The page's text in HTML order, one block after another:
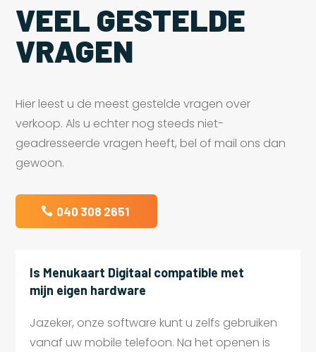
VEEL GESTELDE
VRAGEN
Hier leest u de meest gestelde vragen over
verkoop. Als u echter nog steeds niet-
geadresseerde vragen heeft, bel of mail ons dan
gewoon.
040 308 2651
Is Menukaart Digitaal compatible met
mijn eigen hardware
Jazeker, onze software kunt u zelfs gebruiken
vanaf uw mobile telefoon. Na het openen is